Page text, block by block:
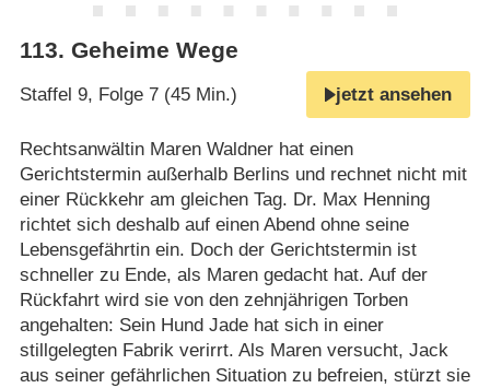
113. Geheime Wege
Staffel 9, Folge 7 (45 Min.) jetzt ansehen
Rechtsanwältin Maren Waldner hat einen
Gerichtstermin außerhalb Berlins und rechnet nicht mit
einer Rückkehr am gleichen Tag. Dr. Max Henning
richtet sich deshalb auf einen Abend ohne seine
Lebensgefährtin ein. Doch der Gerichtstermin ist
schneller zu Ende, als Maren gedacht hat. Auf der
Rückfahrt wird sie von den zehnjährigen Torben
angehalten: Sein Hund Jade hat sich in einer
stillgelegten Fabrik verirrt. Als Maren versucht, Jack
aus seiner gefährlichen Situation zu befreien, stürzt sie